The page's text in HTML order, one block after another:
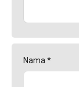
Nama*